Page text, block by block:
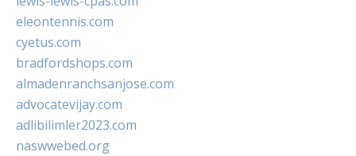
eleontennis.com
cyetus.com
bradfordshops.com
almadenranchsanjose.com
advocatevijay.com
adlibilimler2023.com
naswwebed.org